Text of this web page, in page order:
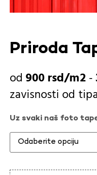
Priroda
900rsd -
zavisnosti od
Uz svaki naš foto